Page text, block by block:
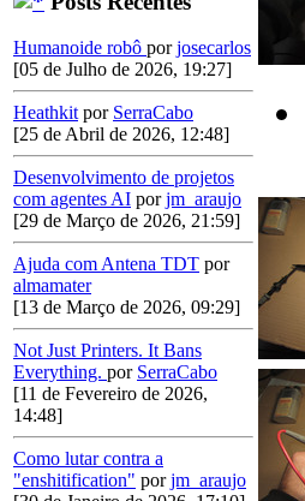
Humanoide robô porjosecarlos
[05 de Julho de 2026, 19:27]
Heathkit por SerraCabo
[25 de Abril de 2026, 12:48]
Desenvolvimento de projetos
com agentes AI porjm_araujo
[29 de Março de 2026, 21:59]
Ajuda com Antena TDT por
almamater
[13 de Março de 2026, 09:29]
Not Just Printers. It Bans
Everything. por SerraCabo
[11 de Fevereiro de 2026,
14:48]
Como lutar contra a
"enshitification" porjm_araujo